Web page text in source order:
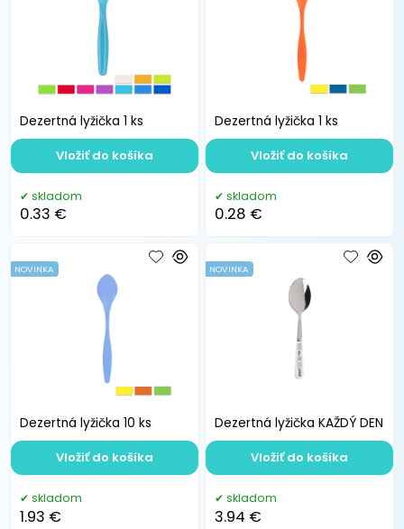
Dezertná lyžička 1 ks
skladom
0.33 €
Vložiť do košíka
Dezertná lyžička 1 ks
skladom
0.28 €
Vložiť do košíka
Dezertná lyžička 10 ks
NOVINKA
skladom
1.93 €
Vložiť do košíka
Dezertná lyžička KAŽDÝ DEN
NOVINKA
skladom
3.94 €
Vložiť do košíka